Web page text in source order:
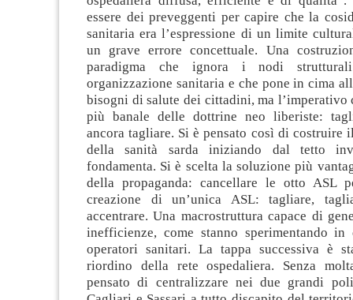
essere dei preveggenti per capire che la
sanitaria era l’espressione di un limite
un grave errore concettuale. Una
paradigma che ignora i nodi
organizzazione sanitaria e che pone in cima
bisogni di salute dei cittadini, ma l’imperativo
più banale delle dottrine neo liberiste:
ancora tagliare. Si è pensato così di costruire
della sanità sarda iniziando dal tetto
fondamenta. Si è scelta la soluzione più
della propaganda: cancellare le otto ASL
creazione di un’unica ASL: tagliare,
accentrare. Una macrostruttura capace di
inefficienze, come stanno sperimentando
operatori sanitari. La tappa successiva è
riordino della rete ospedaliera. Senza
pensato di centralizzare nei due grandi